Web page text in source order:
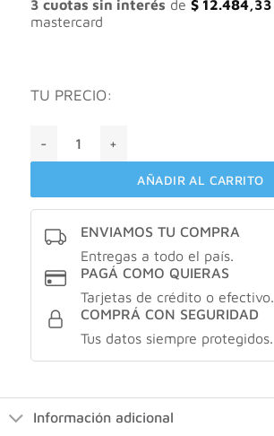
era:
3 cuotas sin interés de $12.484,33
mastercard
TU PRECIO:
AÑADIR AL CARRITO
ENVIAMOS TU COMPRA
Entregas a todo el país.
PAGÁ COMO QUIERAS
Tarjetas de crédito o efectivo.
COMPRÁ CON SEGURIDAD
Tus datos siempre protegidos.
Información adicional